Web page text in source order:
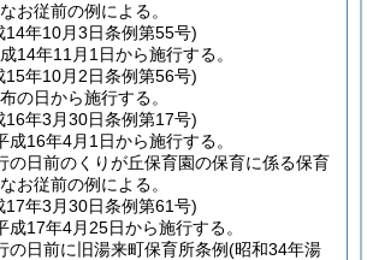
お従前の例による。
14年10月3日条例第55号)
14年11月1日から施行する。
15年10月2日条例第56号)
の日から施行する。
16年3月30日条例第17号)
成16年4月1日から施行する。
の日前のくりが丘保育園の保育に係る保育
お従前の例による。
17年3月30日条例第61号)
成17年4月25日から施行する。
の日前に旧湯来町保育所条例(昭和34年湯